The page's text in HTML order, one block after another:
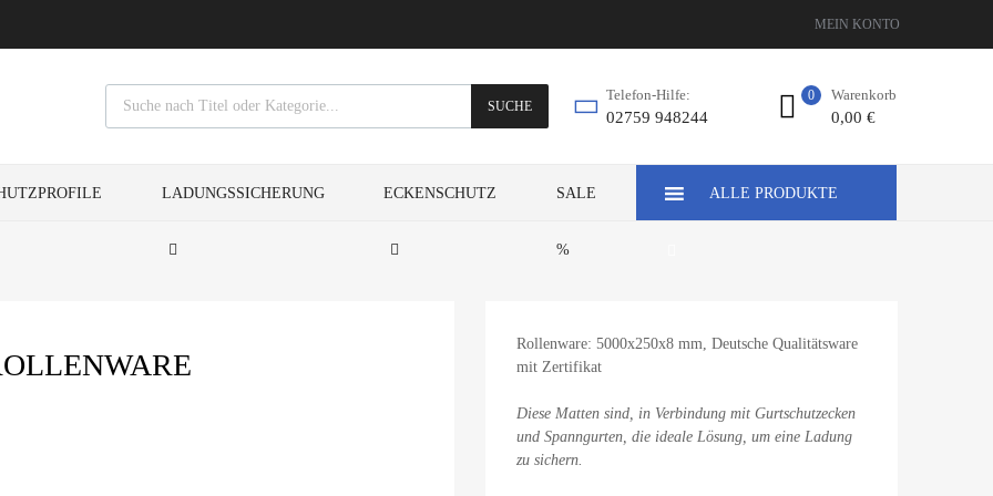
MEIN KONTO
SUCHE
Telefon-Hilfe:
02759 948244
Warenkorb
0,00 €
0
LADUNGSSICHERUNG ECKENSCHUTZ SALE
%
ALLE PRODUKTE
Rollenware: 5000x250x8 mm, Deutsche Qualitätsware
mit Zertifikat
Diese Matten sind, in Verbindung mit Gurtschutzecken
und Spanngurten, die ideale Lösung, um eine Ladung
zu sichern.